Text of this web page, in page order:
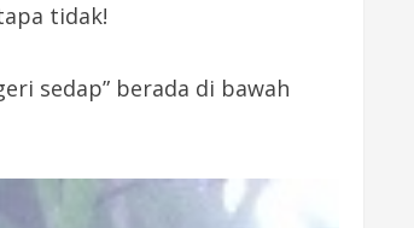
tidak!
sedap” berada di bawah